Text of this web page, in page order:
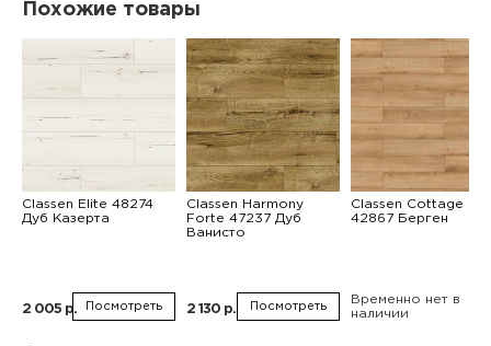
Похожие товары
Classen Elite 48274
Дуб Казерта
2 005 р. Посмотреть
Classen Harmony
Forte 47237 Дуб
Ванисто
2 130 р. Посмотреть
Classen Cottage 2
42867 Берген
Временно нет в
наличии